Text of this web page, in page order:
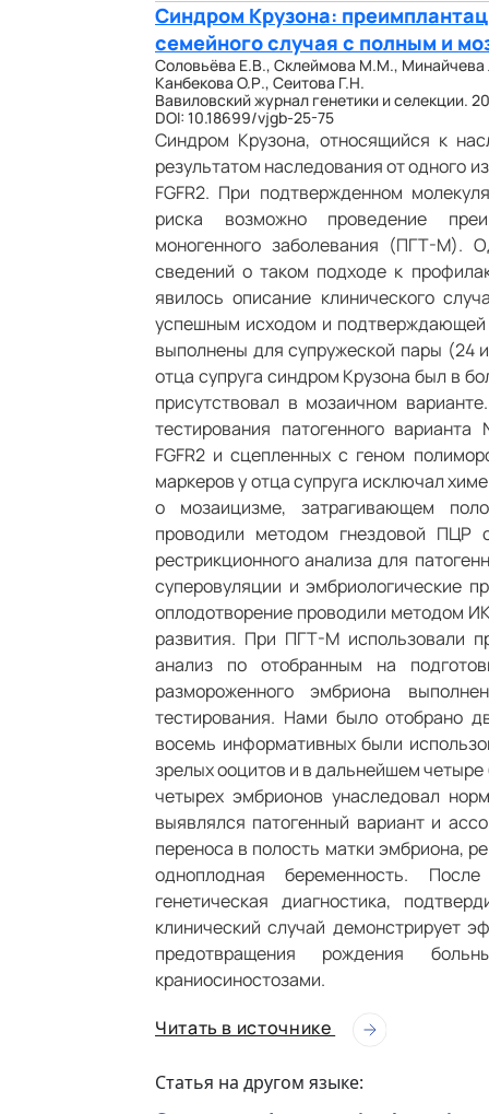
Синдром Крузона:
семейного случая с полным и
Соловьёва Е.В., Склеймова М.М.,
Канбекова О.Р., Сеитова Г.Н.
Вавиловский журнал генетики и селекции.
DOI: 10.18699/vjgb-25-75
Синдром Крузона, относящийся к
результатом наследования от одного
FGFR2. При подтвержденном
риска возможно проведение
моногенного заболевания (ПГТ-М).
сведений о таком подходе к
явилось описание клинического
успешным исходом и
выполнены для супружеской пары (24
отца супруга синдром Крузона был в
присутствовал в мозаичном
тестирования патогенного варианта
FGFR2 и сцепленных с геном
маркеров у отца супруга исключал
о мозаицизме, затрагивающем
проводили методом гнездовой
рестрикционного анализа для
суперовуляции и эмбриологические
оплодотворение проводили методом
развития. При ПГТ-М использовали
анализ по отобранным на
размороженного эмбриона
тестирования. Нами было отобрано
восемь информативных были
зрелых ооцитов и в дальнейшем
четырех эмбрионов унаследовал
выявлялся патогенный вариант и
переноса в полость матки эмбриона,
одноплодная беременность.
генетическая диагностика,
клинический случай
предотвращения рождения
краниосиностозами.
Читать в источнике
Статья на другом языке: